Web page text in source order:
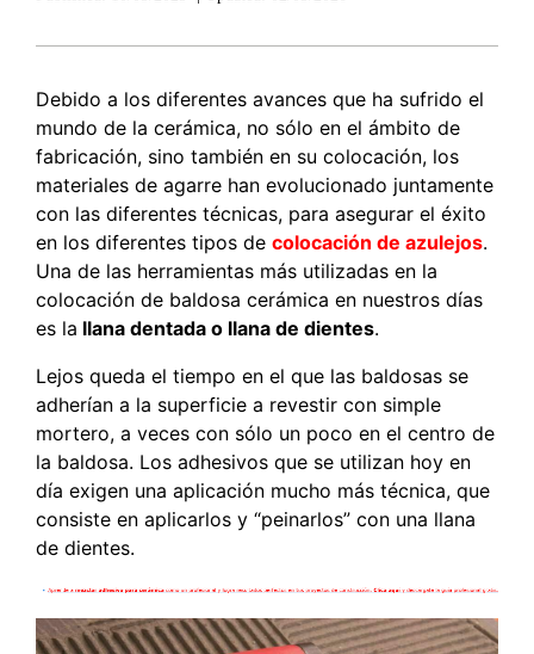
Debido a los diferentes avances que ha sufrido el
mundo de la cerámica, no sólo en el ámbito de
fabricación, sino también en su colocación, los
materiales de agarre han evolucionado juntamente
con las diferentes técnicas, para asegurar el éxito
en los diferentes tipos de colocación de azulejos.
Una de las herramientas más utilizadas en la
colocación de baldosa cerámica en nuestros días
es la llana dentada o llana de dientes.
Lejos queda el tiempo en el que las baldosas se
adherían a la superficie a revestir con simple
mortero, a veces con sólo un poco en el centro de
la baldosa. Los adhesivos que se utilizan hoy en
día exigen una aplicación mucho más técnica, que
consiste en aplicarlos y “peinarlos” con una llana
de dientes.